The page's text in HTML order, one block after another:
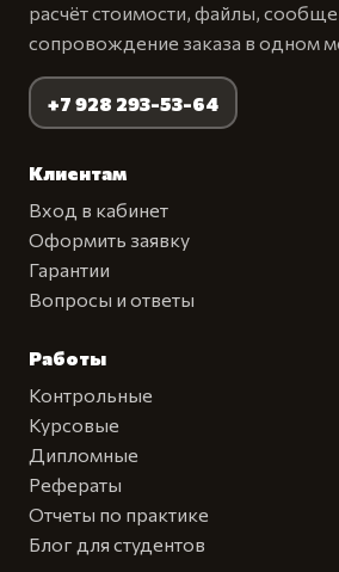
расчёт стоимости, файлы,
сопровождение заказа в одном
+7 928 293-53-64
Клиентам
Вход в кабинет
Оформить заявку
Гарантии
Вопросы и ответы
Работы
Контрольные
Курсовые
Дипломные
Рефераты
Отчеты по практике
Блог для студентов